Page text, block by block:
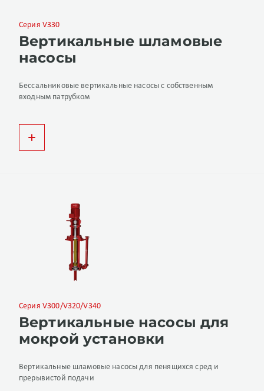
Серия V330
Вертикальные шламовые
насосы
Бессальниковые вертикальные насосы c собственным
входным патрубком
Серия V300/V320/V340
Вертикальные насосы для
мокрой установки
Вертикальные шламовые насосы для пенящихся сред и
прерывистой подачи